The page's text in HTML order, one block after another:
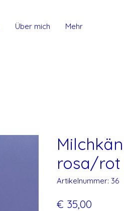
Über mich Mehr
rosa/rot
Artikelnummer: 36
€ 35,00